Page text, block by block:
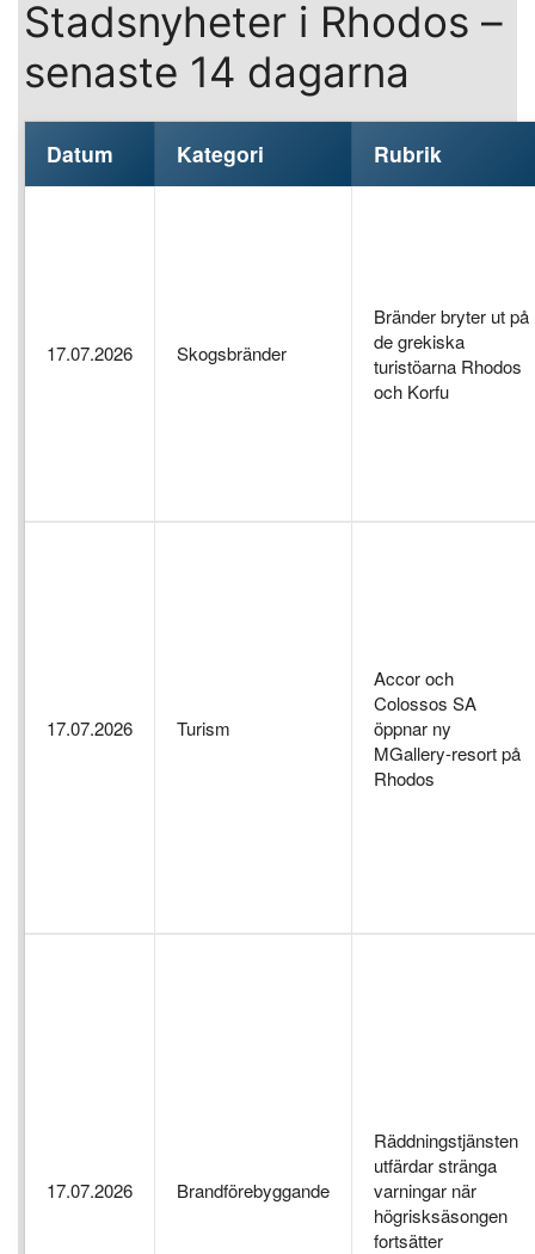
Stadsnyheter i Rhodos –
senaste 14 dagarna
Datum Kategori Rubrik
17.07.2026 Skogsbränder
Bränder bryter ut på
de grekiska
turistöarna Rhodos
och Korfu
17.07.2026 Turism
Accor och
Colossos SA
öppnar ny
MGallery-resort på
Rhodos
17.07.2026 Brandförebyggande
Räddningstjänsten
utfärdar stränga
varningar när
högrisksäsongen
fortsätter